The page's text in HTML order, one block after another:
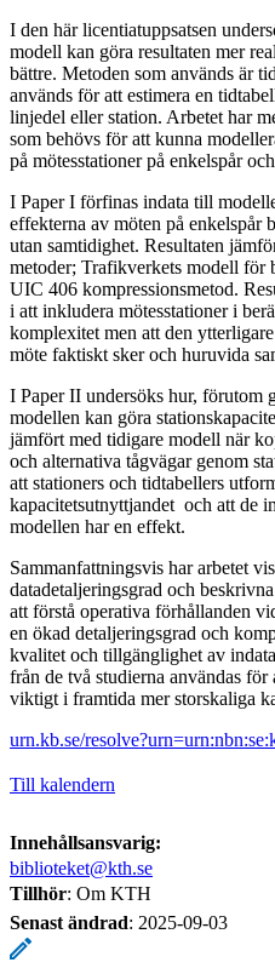
I den här licentiatuppsatsen
modell kan göra resultaten mer
bättre. Metoden som används är
används för att estimera en
linjedel eller station. Arbetet har
som behövs för att kunna
på mötesstationer på enkelspår
I Paper I förfinas indata till
effekterna av möten på enkelspår
utan samtidighet. Resultaten
metoder; Trafikverkets modell för
UIC 406 kompressionsmetod.
i att inkludera mötesstationer i
komplexitet men att den
möte faktiskt sker och huruvida
I Paper II undersöks hur, förutom
modellen kan göra
jämfört med tidigare modell när
och alternativa tågvägar genom
att stationers och tidtabellers
kapacitetsutnyttjandet och att de
modellen har en effekt.
Sammanfattningsvis har arbetet
datadetaljeringsgrad och
att förstå operativa förhållanden
en ökad detaljeringsgrad och
kvalitet och tillgänglighet av
från de två studierna användas
viktigt i framtida mer storskaliga
urn.kb.se/
Till kalendern
Innehållsansvarig:
biblioteket@kth.se
Tillhör: Om KTH
Senast ändrad: 2025-09-03